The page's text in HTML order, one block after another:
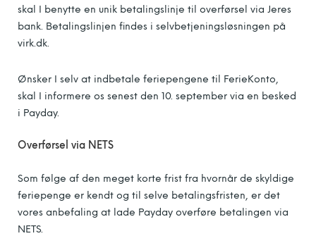
skal I benytte en unik betalingslinje til overførsel via Jeres
bank. Betalingslinjen findes i selvbetjeningsløsningen på
virk.dk.
Ønsker I selv at indbetale feriepengene til FerieKonto,
skal I informere os senest den 10. september via en besked
i Payday.
Overførsel via NETS
Som følge af den meget korte frist fra hvornår de skyldige
feriepenge er kendt og til selve betalingsfristen, er det
vores anbefaling at lade Payday overføre betalingen via
NETS.